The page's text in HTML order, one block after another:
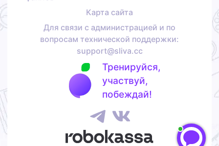
Карта сайта
Для связи с администрацией и по
вопросам технической поддержки:
support@sliva.cc
Тренируйся,
участвуй,
побеждай!